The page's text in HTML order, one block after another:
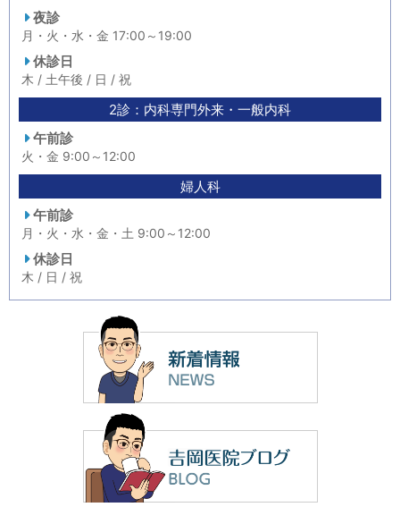
夜診
月・火・水・金 17:00～19:00
休診日
木 / 土午後 / 日 / 祝
2診：内科専門外来・一般内科
午前診
火・金 9:00～12:00
婦人科
午前診
月・火・水・金・土 9:00～12:00
休診日
木 / 日 / 祝